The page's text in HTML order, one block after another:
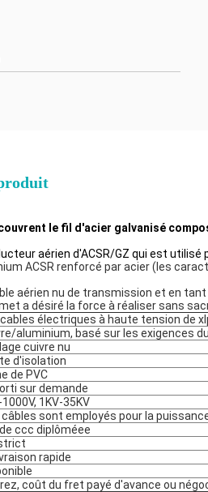
le fil d'acier galvanisé
aérien d'ACSR/GZ qui est
ACSR renforcé par acier (les
aérien nu de transmission et en
a désiré la force à réaliser sans
cables électriques à haute tension de
aluminium, basé sur les exigences
cuivre nu
d'isolation
de PVC
sur demande
1KV-35KV
câbles sont employés pour la
ccc diplôméee
rapide
coût du fret payé d'avance ou